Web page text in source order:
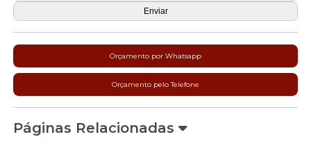
Orçamento por Whatsapp
Orçamento pelo Telefone
Páginas Relacionadas